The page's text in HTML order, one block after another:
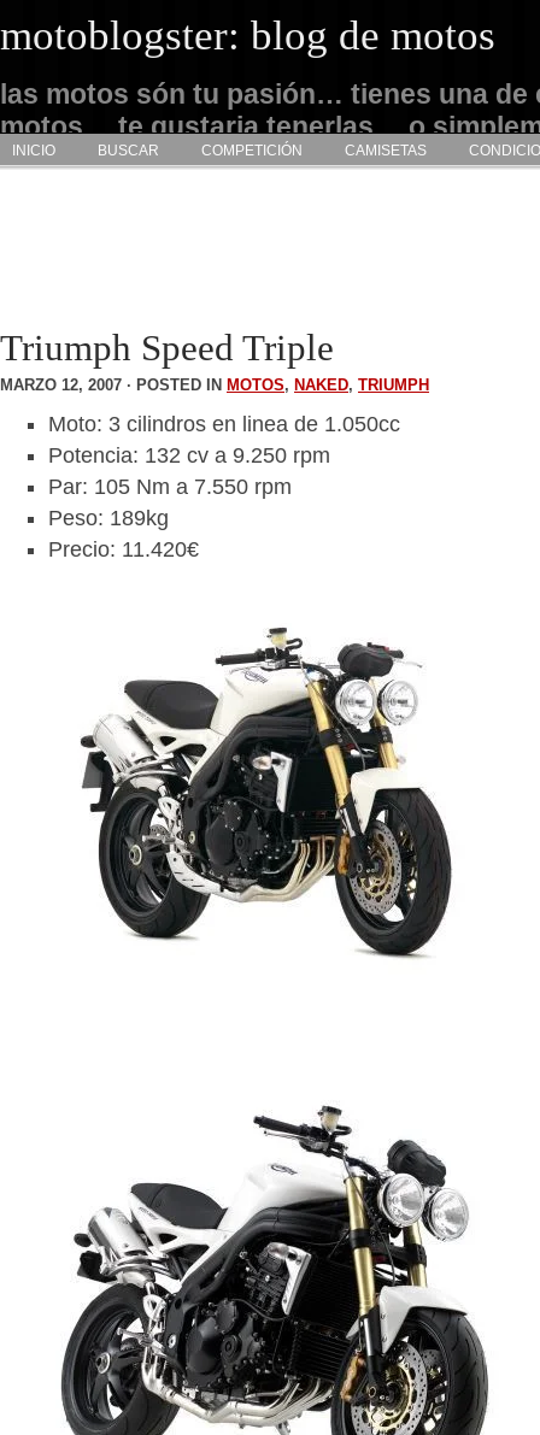
motoblogster: blog de motos
las motos són tu pasión… tienes una de
motos… te gustaria tenerlas… o
admirarlas… este es tu sitio
INICIO BUSCAR COMPETICIÓN CAMISETAS
Triumph Speed Triple
MARZO 12, 2007 · POSTED IN MOTOS, NAKED, TRIUMPH
Moto: 3 cilindros en linea de 1.050cc
Potencia: 132 cv a 9.250 rpm
Par: 105 Nm a 7.550 rpm
Peso: 189kg
Precio: 11.420€